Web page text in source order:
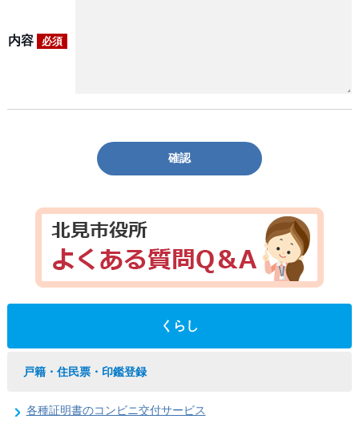
内容 必須
確認
くらし
戸籍・住民票・印鑑登録
各種証明書のコンビニ交付サービス